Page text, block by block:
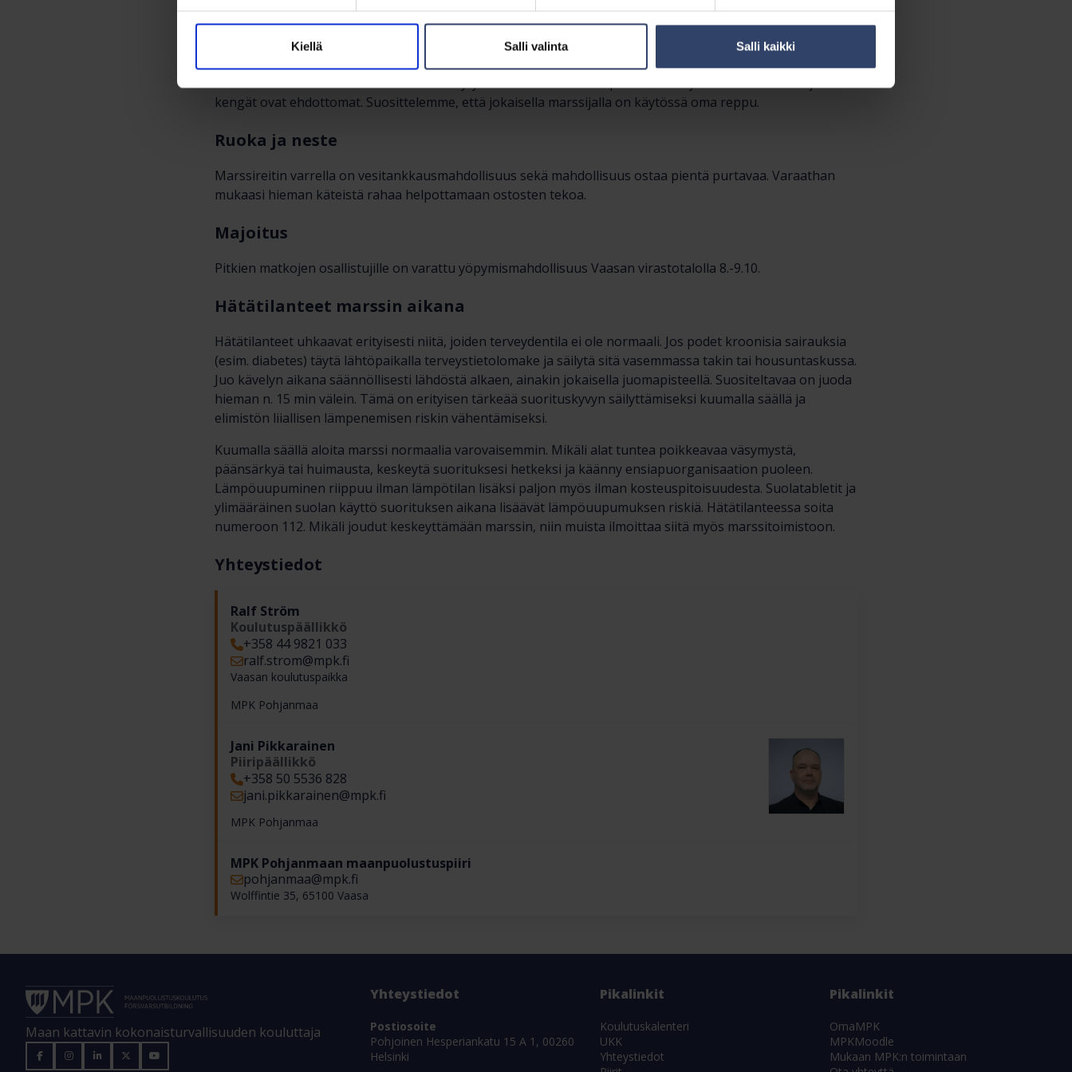
Kiellä Salli valinta Salli kaikki
Vaatetus
Reserviläisiä suositellaan osallistuvan sotilasvaatetuksessa (maastopuku m05), jonka saa tarvittaessa
lainaan MPK:lta. Itse hankittua tai kotisäilytyksessä olevaa maastopukua saa käyttää. Omat sisään ajetut
kengät ovat ehdottomat. Suosittelemme, että jokaisella marssijalla on käytössä oma reppu.
Ruoka ja neste
Marssireitin varrella on vesitankkausmahdollisuus sekä mahdollisuus ostaa pientä purtavaa. Varaathan
mukaasi hieman käteistä rahaa helpottamaan ostosten tekoa.
Majoitus
Pitkien matkojen osallistujille on varattu yöpymismahdollisuus Vaasan virastotalolla 8.-9.10.
Hätätilanteet marssin aikana
Hätätilanteet uhkaavat erityisesti niitä, joiden terveydentila ei ole normaali. Jos podet kroonisia sairauksia
(esim. diabetes) täytä lähtöpaikalla terveystietolomake ja säilytä sitä vasemmassa takin tai housuntaskussa.
Juo kävelyn aikana säännöllisesti lähdöstä alkaen, ainakin jokaisella juomapisteellä. Suositeltavaa on juoda
hieman n. 15 min välein. Tämä on erityisen tärkeää suorituskyvyn säilyttämiseksi kuumalla säällä ja
elimistön liiallisen lämpenemisen riskin vähentämiseksi.
Kuumalla säällä aloita marssi normaalia varovaisemmin. Mikäli alat tuntea poikkeavaa väsymystä,
päänsärkyä tai huimausta, keskeytä suorituksesi hetkeksi ja käänny ensiapuorganisaation puoleen.
Lämpöuupuminen riippuu ilman lämpötilan lisäksi paljon myös ilman kosteuspitoisuudesta. Suolatabletit ja
ylimääräinen suolan käyttö suorituksen aikana lisäävät lämpöuupumuksen riskiä. Hätätilanteessa soita
numeroon 112. Mikäli joudut keskeyttämään marssin, niin muista ilmoittaa siitä myös marssitoimistoon.
Yhteystiedot
Ralf Ström
Koulutuspäällikkö
+358 44 9821 033
ralf.strom​@mpk.fi
Vaasan koulutuspaikka
MPK Pohjanmaa
Jani Pikkarainen
Piiripäällikkö
+358 50 5536 828
jani.pikkarainen​@mpk.fi
MPK Pohjanmaa
MPK Pohjanmaan maanpuolustuspiiri
pohjanmaa​@mpk.fi
Wolffintie 35, 65100 Vaasa
Maan kattavin kokonaisturvallisuuden kouluttaja
Yhteystiedot
Postiosoite
Pohjoinen Hesperiankatu 15 A 1, 00260
Helsinki
Pikalinkit
Koulutuskalenteri
UKK
Yhteystiedot
Pikalinkit
OmaMPK
MPKMoodle
Mukaan MPK:n toimintaan